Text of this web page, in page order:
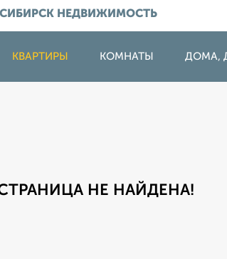
НЕДВИЖИМОСТЬ
КВАРТИРЫ КОМНАТЫ ДОМА,
НЕ НАЙДЕНА!